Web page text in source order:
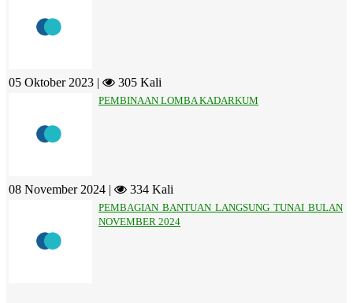
05 Oktober 2023 | 305 Kali
PEMBINAAN LOMBA KADARKUM
08 November 2024 | 334 Kali
PEMBAGIAN BANTUAN LANGSUNG TUNAI BULAN
NOVEMBER 2024